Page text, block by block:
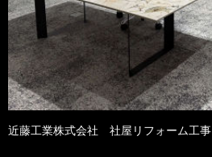
近藤工業株式会社 社屋リフォーム工事